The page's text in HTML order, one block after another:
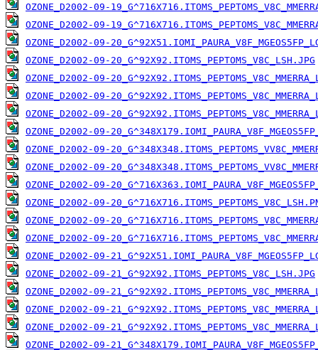
OZONE_D2002-09-
OZONE_D2002-09-
OZONE_D2002-09-
OZONE_D2002-09-20_G^92X92.ITOMS_PEPTOMS_V8C_LSH.JPG
OZONE_D2002-09-
OZONE_D2002-09-
OZONE_D2002-09-
OZONE_D2002-09-
OZONE_D2002-09-
OZONE_D2002-09-
OZONE_D2002-09-
OZONE_D2002-09-
OZONE_D2002-09-
OZONE_D2002-09-
OZONE_D2002-09-
OZONE_D2002-09-21_G^92X92.ITOMS_PEPTOMS_V8C_LSH.JPG
OZONE_D2002-09-
OZONE_D2002-09-
OZONE_D2002-09-
OZONE_D2002-09-